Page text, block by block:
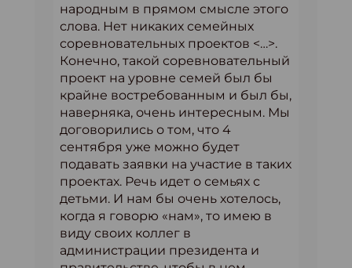
народным в прямом смысле этого
слова. Нет никаких семейных
соревновательных проектов <…>.
Конечно, такой соревновательный
проект на уровне семей был бы
крайне востребованным и был бы,
наверняка, очень интересным. Мы
договорились о том, что 4
сентября уже можно будет
подавать заявки на участие в таких
проектах. Речь идет о семьях с
детьми. И нам бы очень хотелось,
когда я говорю «нам», то имею в
виду своих коллег в
администрации президента и